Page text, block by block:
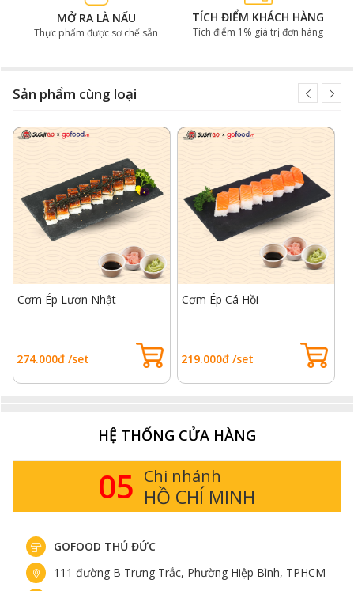
MỞ RA LÀ NẤU
Thực phẩm được sơ chế sẵn
TÍCH ĐIỂM KHÁCH HÀNG
Tích điểm 1% giá trị đơn hàng
Sản phẩm cùng loại
Cơm Ép Lươn Nhật
274.000đ /set
Cơm Ép Cá Hồi
219.000đ /set
HỆ THỐNG CỬA HÀNG
05 Chi nhánh
HỒ CHÍ MINH
GOFOOD THỦ ĐỨC
111 đường B Trưng Trắc, Phường Hiệp Bình, TPHCM